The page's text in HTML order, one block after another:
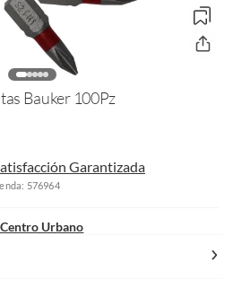
Bauker 100Pz
Garantizada
576964
Urbano